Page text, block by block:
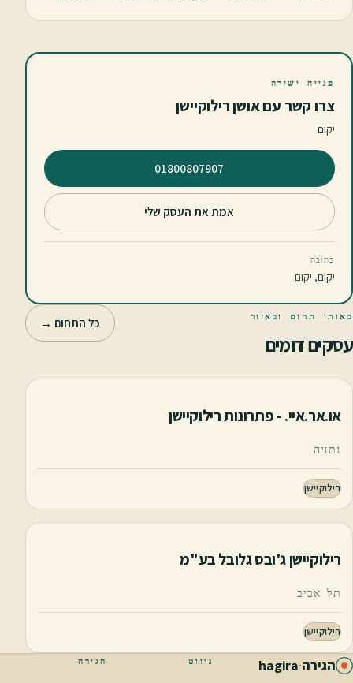
פנייה ישירה
צרו קשר עם אושן רילוקיישן
יקום
⁦01800807907⁩
אמת את העסק שלי
כתובת
יקום, יקום
באותו תחום ובאזור
עסקים דומים
כל התחום →
או.אר.איי. - פתרונות רילוקיישן
נתניה
רילוקיישן
רילוקיישן ג'ובס גלובל בע"מ
תל אביב
רילוקיישן
הגירה·
hagira ניווט הגירה